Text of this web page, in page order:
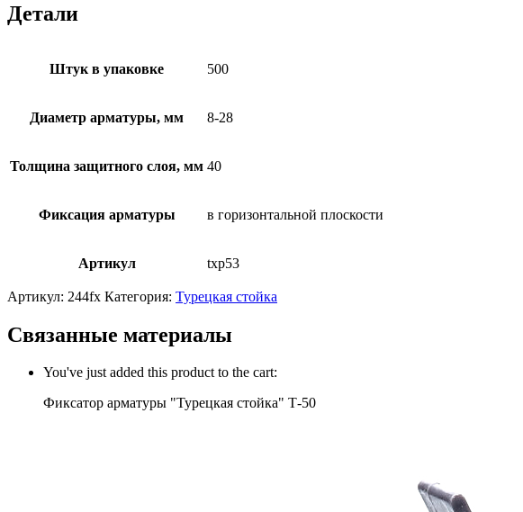
Детали
Штук в упаковке 500
Диаметр арматуры, мм 8-28
Толщина защитного слоя, мм 40
Фиксация арматуры в горизонтальной плоскости
Артикул txp53
Артикул: 244fx Категория: Турецкая стойка
Связанные материалы
You've just added this product to the cart:
Фиксатор арматуры "Турецкая стойка" Т-50